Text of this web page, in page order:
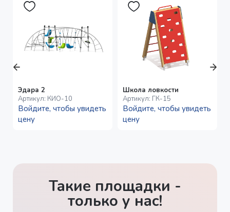
Эдара 2
Артикул: КИО-10
Войдите, чтобы увидеть
цену
Школа ловкости
Артикул: ГК-15
Войдите, чтобы увидеть
цену
Такие площадки -
только у нас!